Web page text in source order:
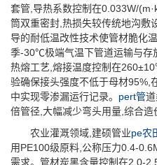
套管,导热系数控制在0.033W/
筒双重密封,热损失较传统地沟敷
导的耐低温改性技术使管材脆化
季-30℃极端气温下管道运输与存
热熔工艺,熔接温度控制在
验确保接头强度不低于母材95%,
中实现零渗漏运行记录。 pert管
倍管径,大幅减少弯头用量,综合造
农业灌溉领域,建硕管业pe农
用PE100级原料,公称压力0.4-
需求。管材炭黑含量控制在2.0-